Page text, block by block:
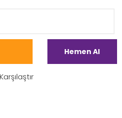
Hemen Al
Karşılaştır